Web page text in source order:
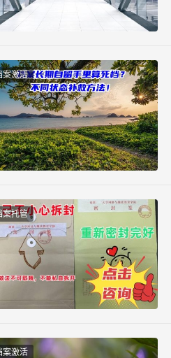
案激活
案托管
案激活